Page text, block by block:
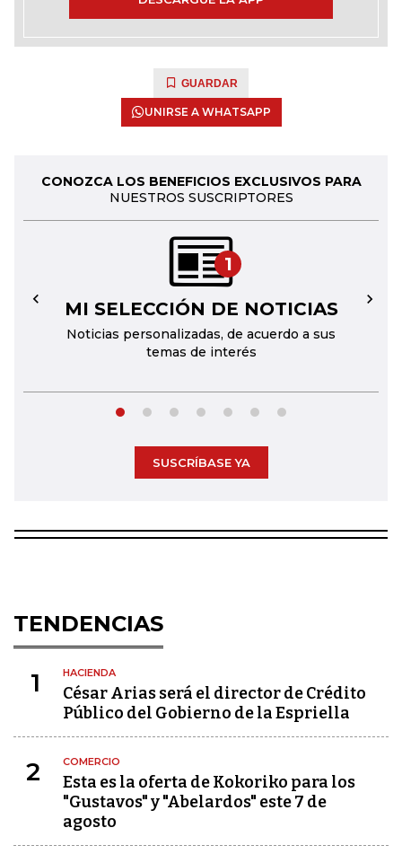
GUARDAR
UNIRSE A WHATSAPP
CONOZCA LOS BENEFICIOS EXCLUSIVOS PARA
NUESTROS SUSCRIPTORES
1
MI SELECCIÓN DE NOTICIAS
Noticias personalizadas, de acuerdo a sus
temas de interés
← →
SUSCRÍBASE YA
TENDENCIAS
1 HACIENDA
César Arias será el director de Crédito
Público del Gobierno de la Espriella
2 COMERCIO
Esta es la oferta de Kokoriko para los
"Gustavos" y "Abelardos" este 7 de
agosto